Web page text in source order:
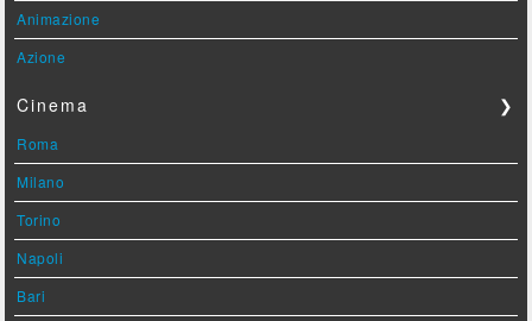
Animazione
Azione
Cinema ❯
Roma
Milano
Torino
Napoli
Bari